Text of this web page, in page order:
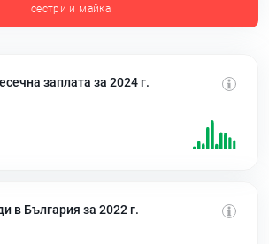
сестри и майка
заплата за 2024 г.
в България за 2022 г.